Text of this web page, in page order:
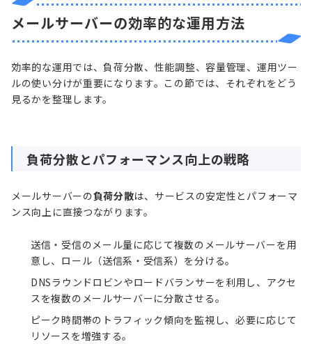
メールサーバーの効率的な運用方法
効率的な運用では、負荷分散、性能調整、容量管理、運用ツー
ルの使い分けが重要になります。この節では、それぞれをどう
見るかを整理します。
負荷分散とパフォーマンス向上の戦略
メールサーバーの負荷分散は、サービスの安定性とパフォーマ
ンス向上に直接つながります。
送信・受信のメール量に応じて複数のメールサーバーを用
意し、ロール（送信系・受信系）を分ける。
DNSラウンドロビンやロードバランサーを利用し、アクセ
スを複数のメールサーバーに分散させる。
ピーク時間帯のトラフィック傾向を監視し、必要に応じて
リソースを増強する。